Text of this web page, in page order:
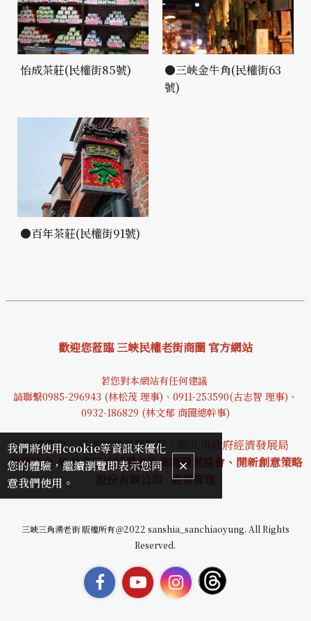
怡成茶莊(民權街85號)
●三峽金牛角(民權街63
號)
●百年茶莊(民權街91號)
歡迎您蒞臨 三峽民權老街商圈 官方網站
若您對本網站有任何建議
請聯繫0985-296943 (林松茂 理事)、0911-253590(古志智 理事)、
0932-186829 (林文郁 商圈總幹事)
指導單位：經濟部商業發展署、新北市政府經濟發展局
本網站由 新北市三峽民權老街商圈發展協會、開新創意策略
經營管理
三峽三角湧老街 版權所有＠2022 sanshia_sanchiaoyung. All Rights
Reserved.
我們將使用cookie等資訊來優化
您的體驗，繼續瀏覽即表示您同
意我們使用。